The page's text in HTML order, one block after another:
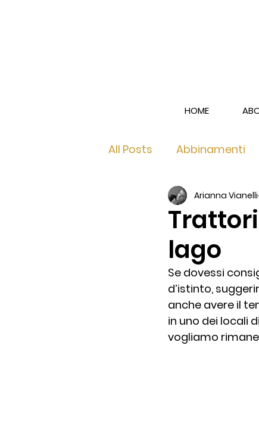
HOME
All Posts Abbinamenti
Franciacorta Brut
Franciacorta Rosé
Mortadella Post e
Ricette e Franciacorta
lago
Arianna Vianelli
Se dovessi
d’istinto,
anche avere il
in uno dei locali
vogliamo